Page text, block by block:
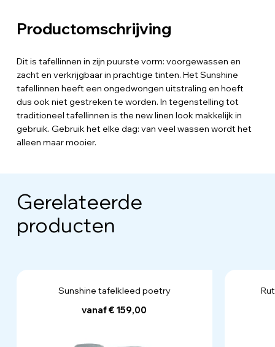
Productomschrijving
Dit is tafellinnen in zijn puurste vorm: voorgewassen en
zacht en verkrijgbaar in prachtige tinten. Het Sunshine
tafellinnen heeft een ongedwongen uitstraling en hoeft
dus ook niet gestreken te worden. In tegenstelling tot
traditioneel tafellinnen is the new linen look makkelijk in
gebruik. Gebruik het elke dag: van veel wassen wordt het
alleen maar mooier.
Gerelateerde
producten
Sunshine tafelkleed poetry
vanaf € 159,00